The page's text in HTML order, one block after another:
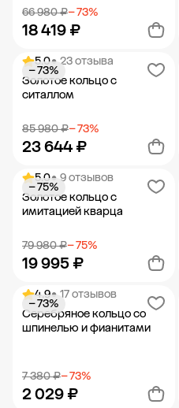
66 980 ₽− 73%
18 419 ₽
Добавить в корзину
5.0• 23 отзыва
Золотое кольцо с
ситаллом
85 980 ₽− 73%
23 644 ₽
− 73%
Добавить в корзину
5.0• 9 отзывов
Золотое кольцо с
имитацией кварца
79 980 ₽− 75%
19 995 ₽
− 75%
Добавить в корзину
4.9• 17 отзывов
Серебряное кольцо со
шпинелью и фианитами
7 380 ₽− 73%
2 029 ₽
− 73%